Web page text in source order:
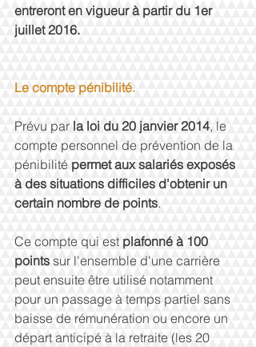
entreront en vigueur à partir du 1er
juillet 2016.
Le compte pénibilité.
Prévu par la loi du 20 janvier 2014, le
compte personnel de prévention de la
pénibilité permet aux salariés exposés
à des situations difficiles d'obtenir un
certain nombre de points.
Ce compte qui est plafonné à 100
points sur l'ensemble d'une carrière
peut ensuite être utilisé notamment
pour un passage à temps partiel sans
baisse de rémunération ou encore un
départ anticipé à la retraite (les 20